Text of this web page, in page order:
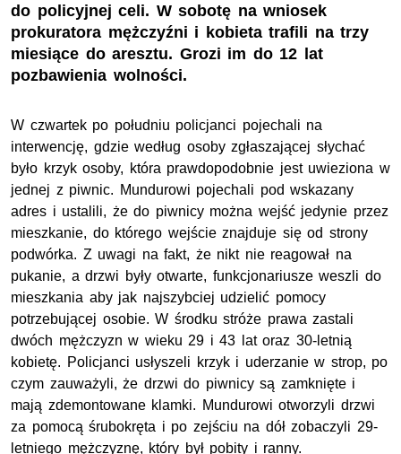
do policyjnej celi. W sobotę na wniosek
prokuratora mężczyźni i kobieta trafili na trzy
miesiące do aresztu. Grozi im do 12 lat
pozbawienia wolności.
W czwartek po południu policjanci pojechali na
interwencję, gdzie według osoby zgłaszającej słychać
było krzyk osoby, która prawdopodobnie jest uwieziona w
jednej z piwnic. Mundurowi pojechali pod wskazany
adres i ustalili, że do piwnicy można wejść jedynie przez
mieszkanie, do którego wejście znajduje się od strony
podwórka. Z uwagi na fakt, że nikt nie reagował na
pukanie, a drzwi były otwarte, funkcjonariusze weszli do
mieszkania aby jak najszybciej udzielić pomocy
potrzebującej osobie. W środku stróże prawa zastali
dwóch mężczyzn w wieku 29 i 43 lat oraz 30-letnią
kobietę. Policjanci usłyszeli krzyk i uderzanie w strop, po
czym zauważyli, że drzwi do piwnicy są zamknięte i
mają zdemontowane klamki. Mundurowi otworzyli drzwi
za pomocą śrubokręta i po zejściu na dół zobaczyli 29-
letniego mężczyznę, który był pobity i ranny.